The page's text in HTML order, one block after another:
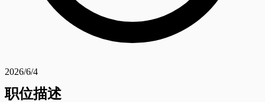
2026/6/4
职位描述